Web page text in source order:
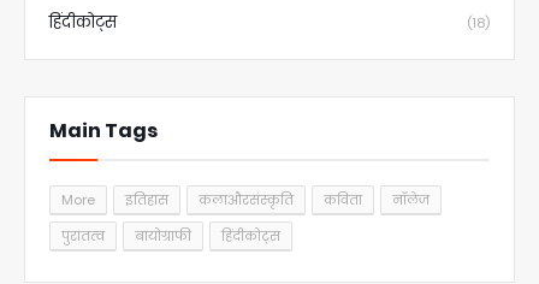
हिंदीकोट्स (18)
Main Tags
More इतिहास कलाऔरसंस्कृति कविता
नॉलेज
पुरातत्व
बायोग्राफी हिंदीकोट्स